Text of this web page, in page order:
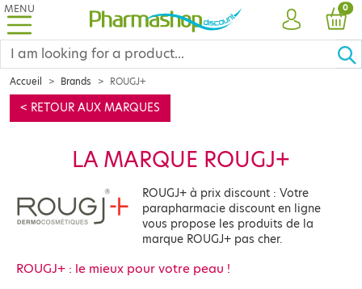
MENU
ACCOUNT
0
Accueil Brands ROUGJ+
< RETOUR AUX MARQUES
LA MARQUE ROUGJ+
ROUGJ+ à prix discount : Votre
parapharmacie discount en ligne
vous propose les produits de la
marque ROUGJ+ pas cher.
ROUGJ+ : le mieux pour votre peau !